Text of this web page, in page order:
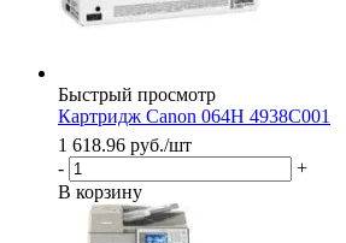
Быстрый просмотр
Картридж Canon 064H 4938C001
1 618.96 руб./шт
-
+
В корзину